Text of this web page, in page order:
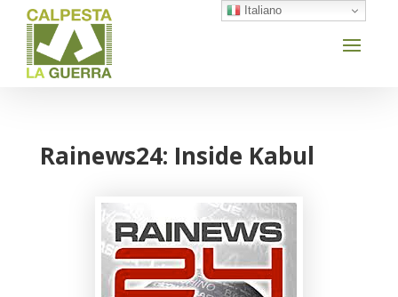
Rainews24: Inside Kabul
Italiano